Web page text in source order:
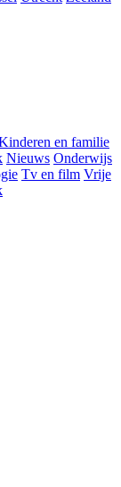
en familie
Nieuws Onderwijs
Tv en film Vrije